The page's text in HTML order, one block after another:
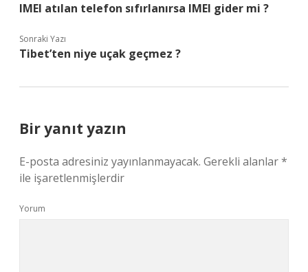
IMEI atılan telefon sıfırlanırsa IMEI gider mi ?
Sonraki Yazı
Tibet’ten niye uçak geçmez ?
Bir yanıt yazın
E-posta adresiniz yayınlanmayacak. Gerekli alanlar*
ile işaretlenmişlerdir
Yorum